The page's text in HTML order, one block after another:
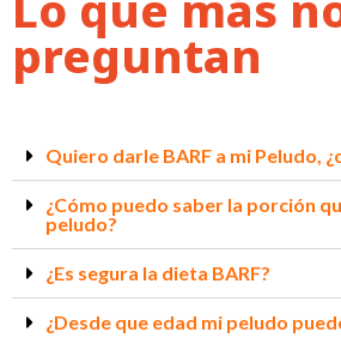
preguntan
Quiero darle BARF a mi Peludo,
¿Cómo puedo saber la porción
peludo?
¿Es segura la dieta BARF?
¿Desde que edad mi peludo